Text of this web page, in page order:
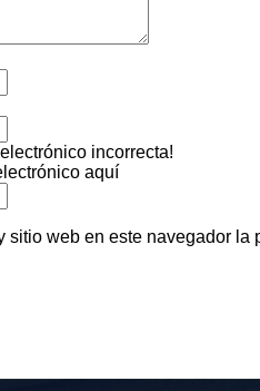
incorrecta!
aquí
sitio web en este navegador la